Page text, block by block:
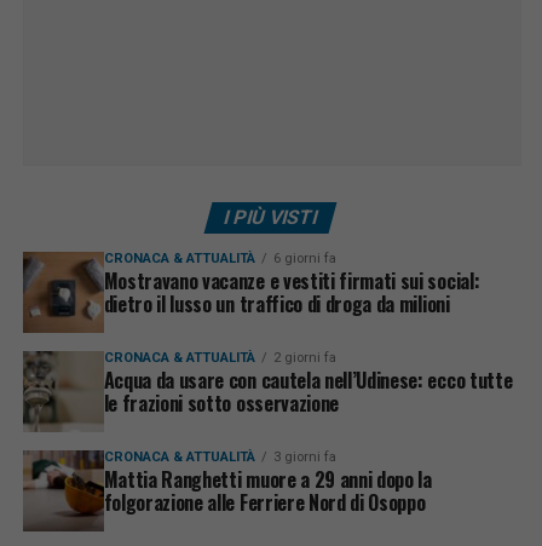
I PIÙ VISTI
CRONACA & ATTUALITÀ 6 giorni fa
Mostravano vacanze e vestiti firmati sui social:
dietro il lusso un traffico di droga da milioni
CRONACA & ATTUALITÀ 2 giorni fa
Acqua da usare con cautela nell’Udinese: ecco tutte
le frazioni sotto osservazione
CRONACA & ATTUALITÀ 3 giorni fa
Mattia Ranghetti muore a 29 anni dopo la
folgorazione alle Ferriere Nord di Osoppo